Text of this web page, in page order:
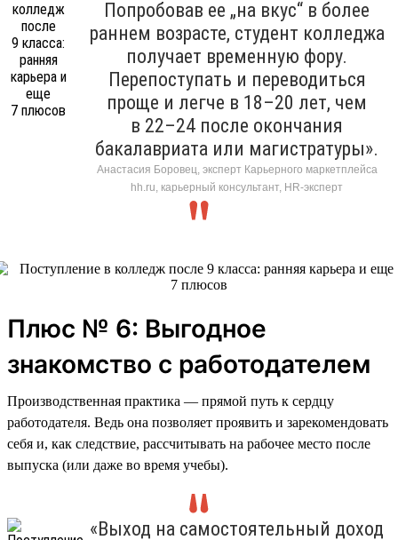
Попробовав ее „на вкус“ в более
раннем возрасте, студент колледжа
получает временную фору.
Перепоступать и переводиться
проще и легче в 18–20 лет, чем
в 22–24 после окончания
бакалавриата или магистратуры».
Анастасия Боровец, эксперт Карьерного маркетплейса
hh.ru, карьерный консультант, HR-эксперт
Плюс № 6: Выгодное
знакомство с работодателем
Производственная практика — прямой путь к сердцу
работодателя. Ведь она позволяет проявить и зарекомендовать
себя и, как следствие, рассчитывать на рабочее место после
выпуска (или даже во время учебы).
«Выход на самостоятельный доход